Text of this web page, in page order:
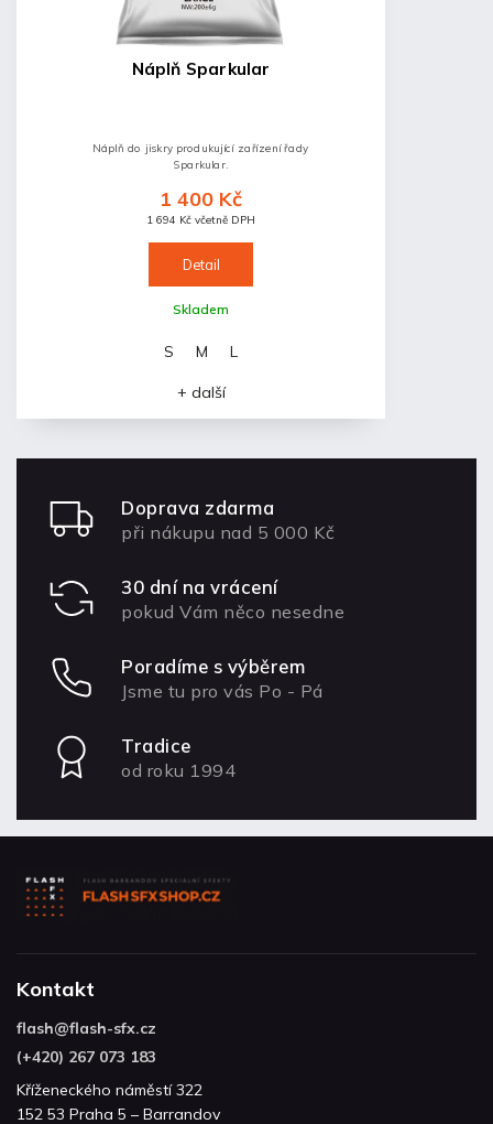
Náplň Sparkular
Skladem
1 694 Kč včetně DPH
1 400 Kč
Detail
Náplň do jiskry produkující zařízení řady
Sparkular.
S M L
+ další
Doprava zdarma
při nákupu nad 5 000 Kč
30 dní na vrácení
pokud Vám něco nesedne
Poradíme s výběrem
Jsme tu pro vás Po - Pá
Tradice
od roku 1994
Kontakt
flash@flash-sfx.cz
(+420) 267 073 183
Kříženeckého náměstí 322
152 53 Praha 5 – Barrandov